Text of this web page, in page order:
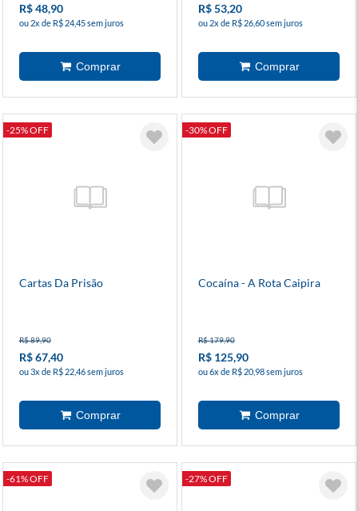
R$ 48,90
ou 2x de R$ 24,45 sem juros
R$ 53,20
ou 2x de R$ 26,60 sem juros
-25% OFF
Cartas Da Prisão
R$ 89,90
R$ 67,40
ou 3x de R$ 22,46 sem juros
-30% OFF
Cocaína - A Rota Caipira
R$ 179,90
R$ 125,90
ou 6x de R$ 20,98 sem juros
-61% OFF -27% OFF